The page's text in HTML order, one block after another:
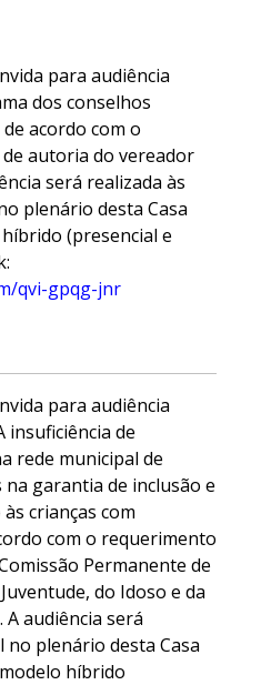
para audiência
dos conselhos
acordo com o
autoria do vereador
será realizada às
plenário desta Casa
(presencial e
qvi-gpqg-jnr
para audiência
insuficiência de
rede municipal de
garantia de inclusão e
crianças com
com o requerimento
Permanente de
do Idoso e da
A audiência será
no plenário desta Casa
híbrido